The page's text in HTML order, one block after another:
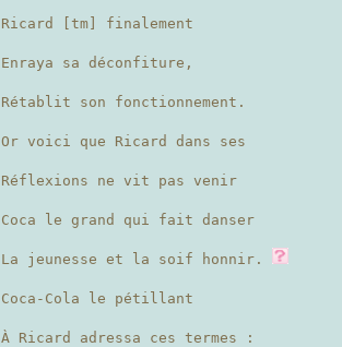
Ricard [tm] finalement
Enraya sa déconfiture,
Rétablit son fonctionnement.
Or voici que Ricard dans ses
Réflexions ne vit pas venir
Coca le grand qui fait danser
La jeunesse et la soif honnir.
Coca-Cola le pétillant
À Ricard adressa ces termes :